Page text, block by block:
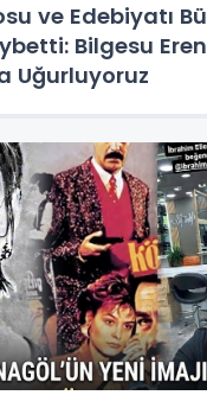
ve Edebiyatı
Bilgesu
Uğurluyoruz